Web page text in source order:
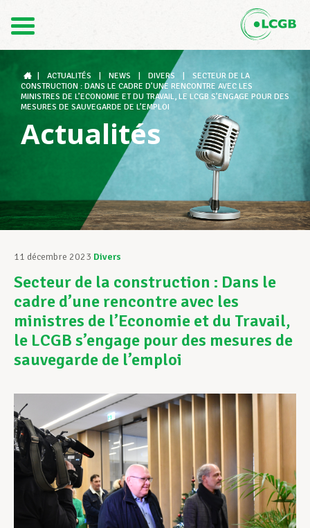
DE
Le LCGB
Structures syndicales
Assistance au Travail
Vos droits
Assistance en vie privée
Développement professionnel
Devenir Membre
Actualités
ACTUALITÉS NEWS DIVERS
SECTEUR DE LA
CONSTRUCTION : DANS LE CADRE D’UNE RENCONTRE AVEC LES
MINISTRES DE L’ECONOMIE ET DU TRAVAIL, LE LCGB S’ENGAGE POUR DES
MESURES DE SAUVEGARDE DE L’EMPLOI
Actualités
11 décembre 2023 Divers
Secteur de la construction : Dans le
cadre d’une rencontre avec les
ministres de l’Economie et du Travail,
le LCGB s’engage pour des mesures de
sauvegarde de l’emploi